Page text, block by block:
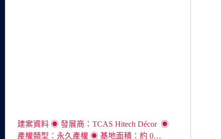
建案資料 ◉ 發展商：TCAS Hitech Décor ◉
產權類型：永久產權 ◉ 基地面積：約 0…